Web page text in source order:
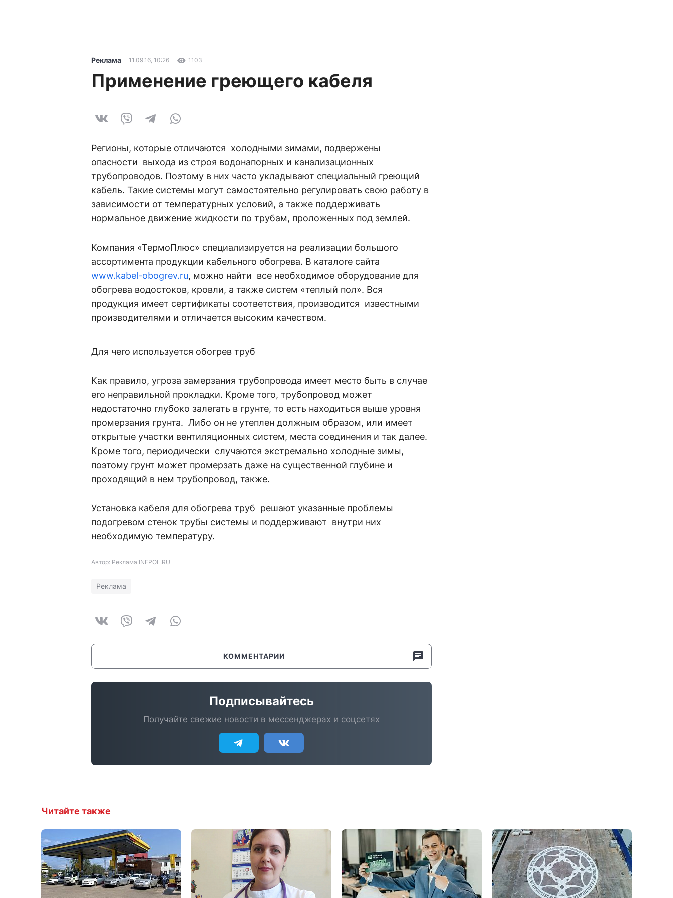
Реклама 11.09.16, 10:26 1103
Применение греющего кабеля
Регионы, которые отличаются холодными зимами, подвержены
опасности выхода из строя водонапорных и канализационных
трубопроводов. Поэтому в них часто укладывают специальный греющий
кабель. Такие системы могут самостоятельно регулировать свою работу в
зависимости от температурных условий, а также поддерживать
нормальное движение жидкости по трубам, проложенных под землей.
Компания «ТермоПлюс» специализируется на реализации большого
ассортимента продукции кабельного обогрева. В каталоге сайта
www.kabel-obogrev.ru, можно найти все необходимое оборудование для
обогрева водостоков, кровли, а также систем «теплый пол». Вся
продукция имеет сертификаты соответствия, производится известными
производителями и отличается высоким качеством.
Для чего используется обогрев труб
Как правило, угроза замерзания трубопровода имеет место быть в случае
его неправильной прокладки. Кроме того, трубопровод может
недостаточно глубоко залегать в грунте, то есть находиться выше уровня
промерзания грунта. Либо он не утеплен должным образом, или имеет
открытые участки вентиляционных систем, места соединения и так далее.
Кроме того, периодически случаются экстремально холодные зимы,
поэтому грунт может промерзать даже на существенной глубине и
проходящий в нем трубопровод, также.
Установка кабеля для обогрева труб решают указанные проблемы
подогревом стенок трубы системы и поддерживают внутри них
необходимую температуру.
Автор: Реклама INFPOL.RU
Реклама
КОММЕНТАРИИ
Подписывайтесь
Получайте свежие новости в мессенджерах и соцсетях
Читайте также